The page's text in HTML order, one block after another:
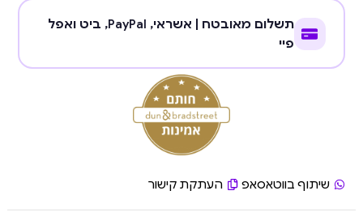
תשלום מאובטח | אשראי, PayPal, ביט ואפל
פיי
שיתוף בווטאסאפ העתקת קישור